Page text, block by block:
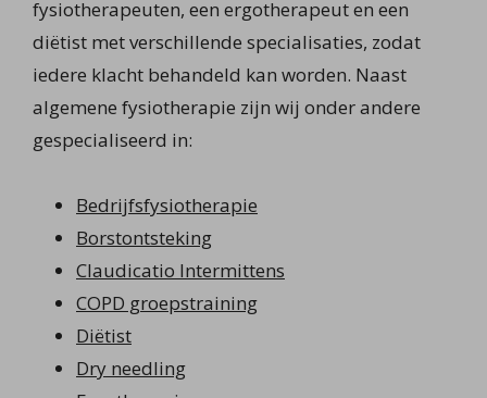
fysiotherapeuten, een ergotherapeut en een
diëtist met verschillende specialisaties, zodat
iedere klacht behandeld kan worden. Naast
algemene fysiotherapie zijn wij onder andere
gespecialiseerd in:
Bedrijfsfysiotherapie
Borstontsteking
Claudicatio Intermittens
COPD groepstraining
Diëtist
Dry needling